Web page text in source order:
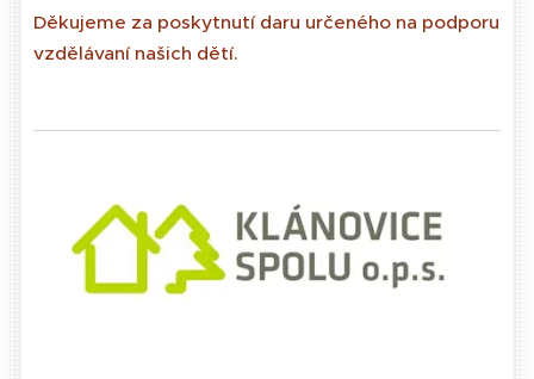
Děkujeme za poskytnutí daru určeného na podporu
vzdělávaní našich dětí.